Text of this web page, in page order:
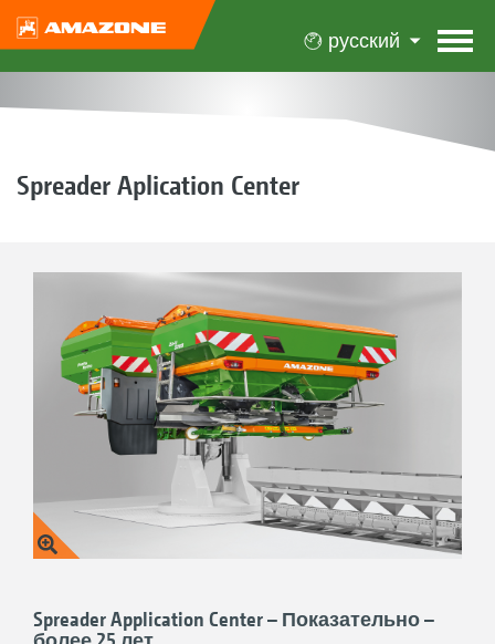
русский
Spreader Aplication Center
Spreader Application Center – Показательно –